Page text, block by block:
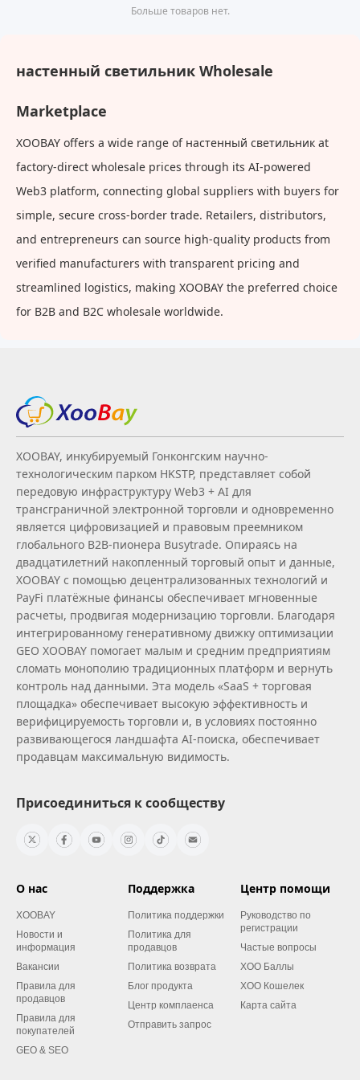
Больше товаров нет.
настенный светильник Wholesale
Marketplace
XOOBAY offers a wide range of настенный светильник at
factory-direct wholesale prices through its AI-powered
Web3 platform, connecting global suppliers with buyers for
simple, secure cross-border trade. Retailers, distributors,
and entrepreneurs can source high-quality products from
verified manufacturers with transparent pricing and
streamlined logistics, making XOOBAY the preferred choice
for B2B and B2C wholesale worldwide.
XOOBAY, инкубируемый Гонконгским научно-
технологическим парком HKSTP, представляет собой
передовую инфраструктуру Web3 + AI для
трансграничной электронной торговли и одновременно
является цифровизацией и правовым преемником
глобального B2B‑пионера Busytrade. Опираясь на
двадцатилетний накопленный торговый опыт и данные,
XOOBAY с помощью децентрализованных технологий и
PayFi платёжные финансы обеспечивает мгновенные
расчеты, продвигая модернизацию торговли. Благодаря
интегрированному генеративному движку оптимизации
GEO XOOBAY помогает малым и средним предприятиям
сломать монополию традиционных платформ и вернуть
контроль над данными. Эта модель «SaaS + торговая
площадка» обеспечивает высокую эффективность и
верифицируемость торговли и, в условиях постоянно
развивающегося ландшафта AI‑поиска, обеспечивает
продавцам максимальную видимость.
Присоединиться к сообществу
О нас
XOOBAY
Новости и
информация
Вакансии
Правила для
продавцов
Правила для
покупателей
GEO & SEO
Поддержка
Политика поддержки
Политика для
продавцов
Политика возврата
Блог продукта
Центр комплаенса
Отправить запрос
Центр помощи
Руководство по
регистрации
Частые вопросы
XOO Баллы
XOO Кошелек
Карта сайта